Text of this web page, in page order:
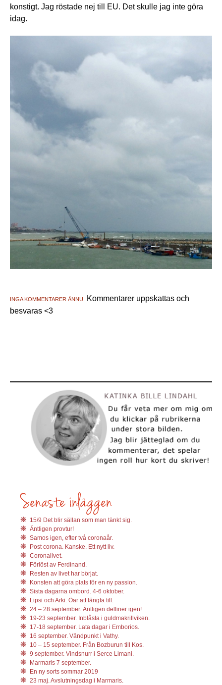
konstigt. Jag röstade nej till EU. Det skulle jag inte göra
idag.
INGA KOMMENTARER ÄNNU.
Kommentarer uppskattas och
besvaras <3
15/9 Det blir sällan som man tänkt sig.
Äntligen provtur!
Samos igen, efter två coronaår.
Post corona. Kanske. Ett nytt liv.
Coronalivet.
Förlöst av Ferdinand.
Resten av livet har börjat.
Konsten att göra plats för en ny passion.
Sista dagarna ombord. 4-6 oktober.
Lipsi och Arki. Öar att längta till.
24 – 28 september. Äntligen delfiner igen!
19-23 september. Inblåsta i guldmakrillviken.
17-18 september. Lata dagar i Emborios.
16 september. Vändpunkt i Vathy.
10 – 15 september. Från Bozburun till Kos.
9 september. Vindsnurr i Serce Limani.
Marmaris 7 september.
En ny sorts sommar 2019
23 maj. Avslutningsdag i Marmaris.